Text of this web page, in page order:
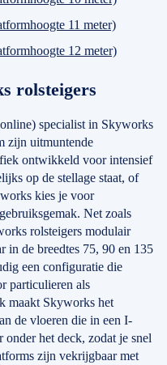
11 meter)
12 meter)
rolsteigers
specialist in Skyworks
zijn uitmuntende
ontwikkeld voor intensief
op de stellage staat, of
kies je voor
Net zoals
rolsteigers modulair
in de breedtes 75, 90 en 135
een configuratie die
particulieren als
maakt Skyworks het
de vloeren die in een I-
het deck, zodat je snel
zijn vekrijgbaar met